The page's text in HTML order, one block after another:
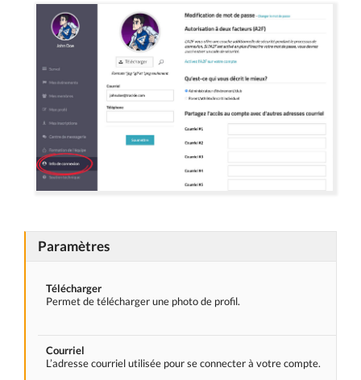
Paramètres
Télécharger
Permet de télécharger une photo de profil.
Courriel
L’adresse courriel utilisée pour se connecter à votre compte.